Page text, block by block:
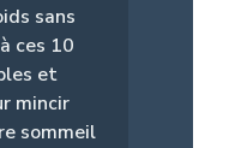
sans
ces 10
et
mincir
sommeil